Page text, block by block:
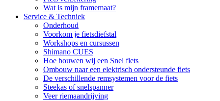
Wat is mijn framemaat?
Service & Techniek
Onderhoud
Voorkom je fietsdiefstal
Workshops en cursussen
Shimano CUES
Hoe bouwen wij een Snel fiets
Ombouw naar een elektrisch ondersteunde fiets
De verschillende remsystemen voor de fiets
Steekas of snelspanner
Veer riemaandrijving